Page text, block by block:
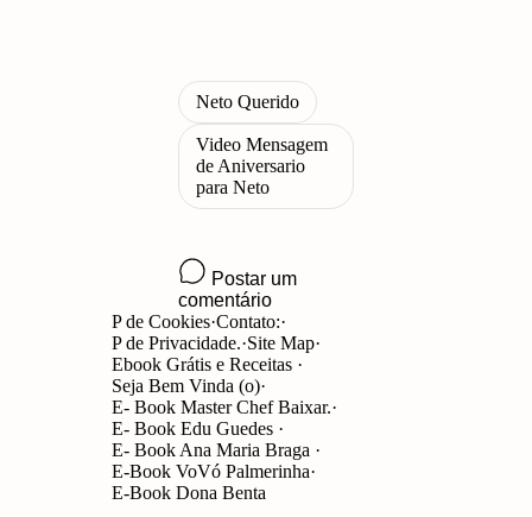
P de Cookies Contato:
P de Privacidade. Site Map
Ebook Grátis e Receitas
Seja Bem Vinda (o)
E- Book Master Chef Baixar.
E- Book Edu Guedes
E- Book Ana Maria Braga
E-Book VoVó Palmerinha
E-Book Dona Benta